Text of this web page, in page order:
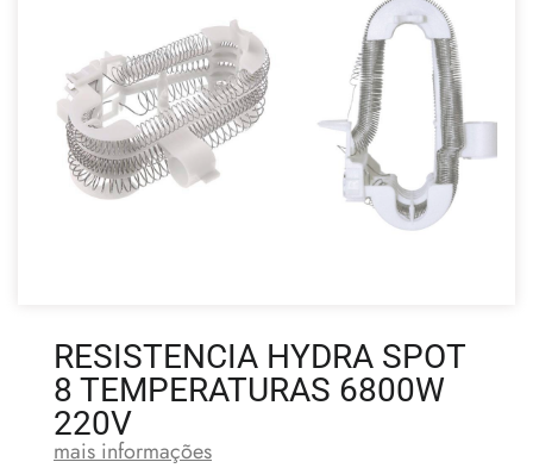
RESISTENCIA HYDRA SPOT
8 TEMPERATURAS 6800W
220V
mais informações